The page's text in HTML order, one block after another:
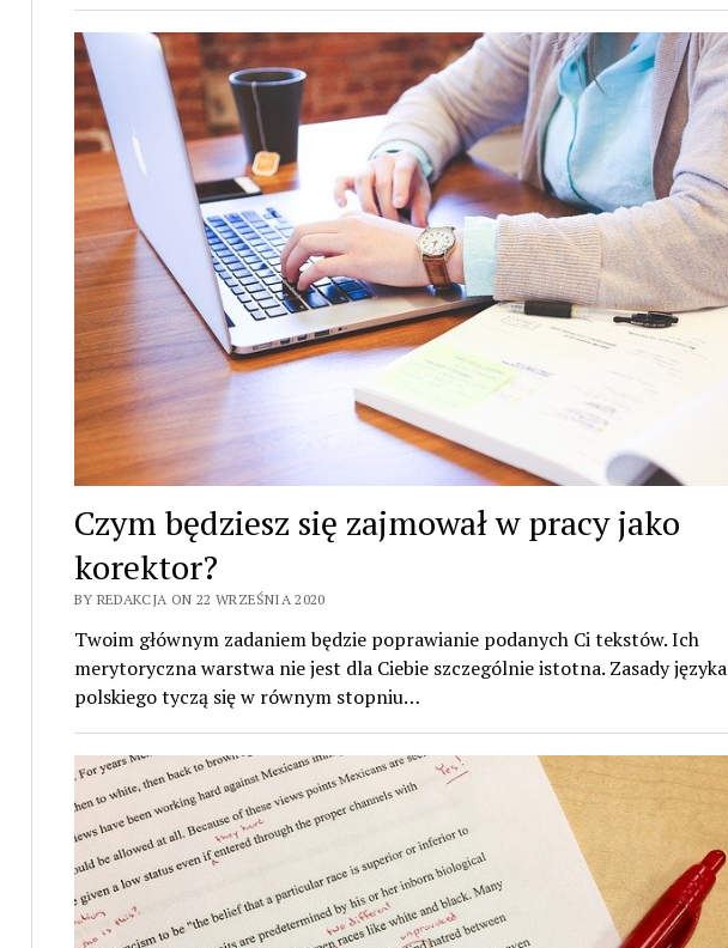
Czym będziesz się zajmował w pracy jako
korektor?
BY REDAKCJA ON 22 WRZEŚNIA 2020
Twoim głównym zadaniem będzie poprawianie podanych Ci tekstów. Ich
merytoryczna warstwa nie jest dla Ciebie szczególnie istotna. Zasady języka
polskiego tyczą się w równym stopniu…